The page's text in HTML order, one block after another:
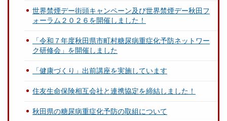
世界禁煙デー街頭キャンペーン及び世界禁煙デー秋田フ
ォーラム２０２６を開催しました！
「令和７年度秋田県市町村糖尿病重症化予防ネットワー
ク研修会」を開催しました
「健康づくり」出前講座を実施しています
住友生命保険相互会社と連携協定を締結しました！
秋田県の糖尿病重症化予防の取組について